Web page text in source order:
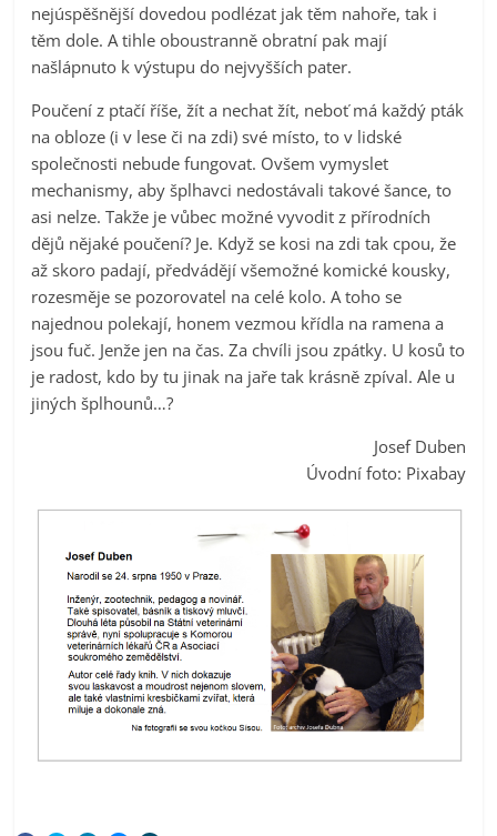
nejúspěšnější dovedou podlézat jak těm nahoře, tak i
těm dole. A tihle oboustranně obratní pak mají
našlápnuto k výstupu do nejvyšších pater.
Poučení z ptačí říše, žít a nechat žít, neboť má každý pták
na obloze (i v lese či na zdi) své místo, to v lidské
společnosti nebude fungovat. Ovšem vymyslet
mechanismy, aby šplhavci nedostávali takové šance, to
asi nelze. Takže je vůbec možné vyvodit z přírodních
dějů nějaké poučení? Je. Když se kosi na zdi tak cpou, že
až skoro padají, předvádějí všemožné komické kousky,
rozesměje se pozorovatel na celé kolo. A toho se
najednou polekají, honem vezmou křídla na ramena a
jsou fuč. Jenže jen na čas. Za chvíli jsou zpátky. U kosů to
je radost, kdo by tu jinak na jaře tak krásně zpíval. Ale u
jiných šplhounů…?
Josef Duben
Úvodní foto: Pixabay